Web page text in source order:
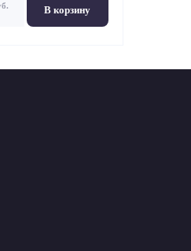
В корзину